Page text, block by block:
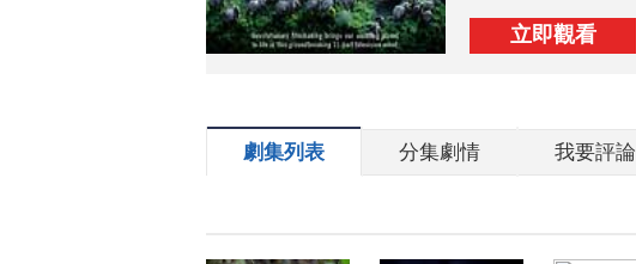
立即觀看
劇集列表 分集劇情 我要評論